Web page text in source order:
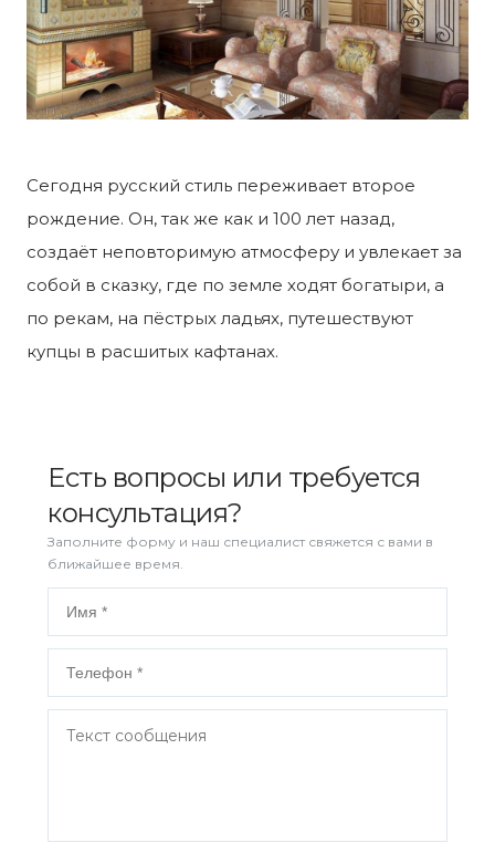
Сегодня русский стиль переживает второе
рождение. Он, так же как и 100 лет назад,
создаёт неповторимую атмосферу и увлекает за
собой в сказку, где по земле ходят богатыри, а
по рекам, на пёстрых ладьях, путешествуют
купцы в расшитых кафтанах.
Есть вопросы или требуется
консультация?
Заполните форму и наш специалист свяжется с вами в
ближайшее время.